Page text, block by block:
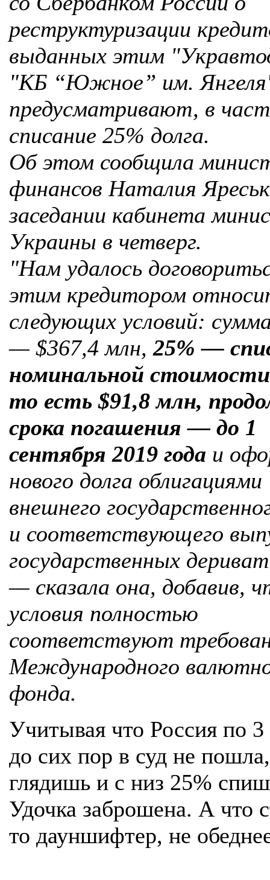
реструктуризации
выданных этим
"КБ “Южное” им.
предусматривают, в
списание 25% долга.
Об этом сообщила
финансов Наталия
заседании кабинета
Украины в четверг.
"Нам удалось
этим кредитором
следующих условий:
— $367,4 млн,25% —
номинальной стоимости
то есть $91,8 млн,
срока погашения — до 1
сентября 2019 года и
нового долга облигациями
внешнего
и соответствующего
государственных
— сказала она, добавив,
условия полностью
соответствуют
Международного
фонда.
Учитывая что Россия по 3
до сих пор в суд не пошла,
глядишь и с низ 25%
Удочка заброшена. А что
то дауншифтер, не